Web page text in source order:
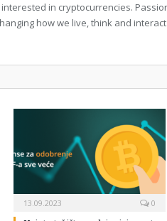
in cryptocurrencies.
how we live, think and interact.
13.09.2023 0